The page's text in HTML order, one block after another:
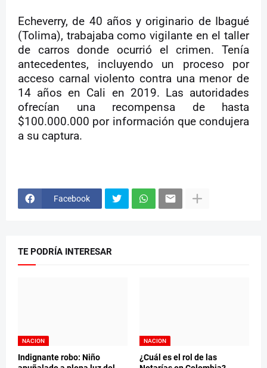
Echeverry, de 40 años y originario de Ibagué
(Tolima), trabajaba como vigilante en el taller
de carros donde ocurrió el crimen. Tenía
antecedentes, incluyendo un proceso por
acceso carnal violento contra una menor de
14 años en Cali en 2019. Las autoridades
ofrecían una recompensa de hasta
$100.000.000 por información que condujera
a su captura.
Facebook
TE PODRÍA INTERESAR
NACION
Indignante robo: Niño
NACION
¿Cuál es el rol de las